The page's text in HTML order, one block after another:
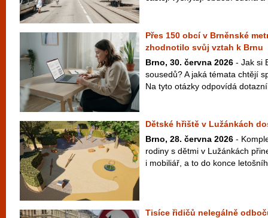
Přes 150 obcí v Brněnské
zhodnotilo svůj vztah k Brnu
Brno, 30. června 2026 - Jak si
sousedů? A jaká témata chtějí
Na tyto otázky odpovídá
Dětské hřiště v Lužánkách
Brno, 28. června 2026 -
rodiny s dětmi v Lužánkách
i mobiliář, a to do konce
Tisíce řidičů nelegálně